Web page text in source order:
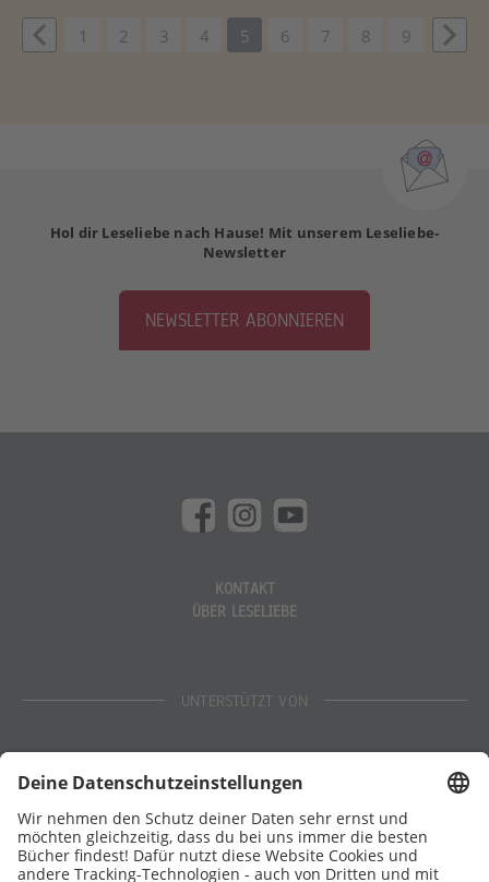
1 2 3 4 5 6 7 8 9
Hol dir Leseliebe nach Hause! Mit unserem Leseliebe-
Newsletter
NEWSLETTER ABONNIEREN
KONTAKT
ÜBER LESELIEBE
UNTERSTÜTZT VON
Stiftung Lesen